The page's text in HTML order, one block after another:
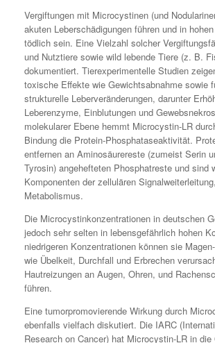
Vergiftungen mit Microcystinen (und
akuten Leberschädigungen führen und in
tödlich sein. Eine Vielzahl solcher
und Nutztiere sowie wild lebende Tiere (z. B.
dokumentiert. Tierexperimentelle Studien
toxische Effekte wie Gewichtsabnahme sowie
strukturelle Leberveränderungen, darunter
Leberenzyme, Einblutungen und
molekularer Ebene hemmt Microcystin-LR
Bindung die Protein-Phosphataseaktivität.
entfernen an Aminosäurereste (zumeist Serin
Tyrosin) angehefteten Phosphatreste und sind
Komponenten der zellulären
Metabolismus.
Die Microcystinkonzentrationen in deutschen
jedoch sehr selten in lebensgefährlich hohen
niedrigeren Konzentrationen können sie
wie Übelkeit, Durchfall und Erbrechen
Hautreizungen an Augen, Ohren, und
führen.
Eine tumorpromovierende Wirkung durch
ebenfalls vielfach diskutiert. Die IARC
Research on Cancer) hat Microcystin-LR in die